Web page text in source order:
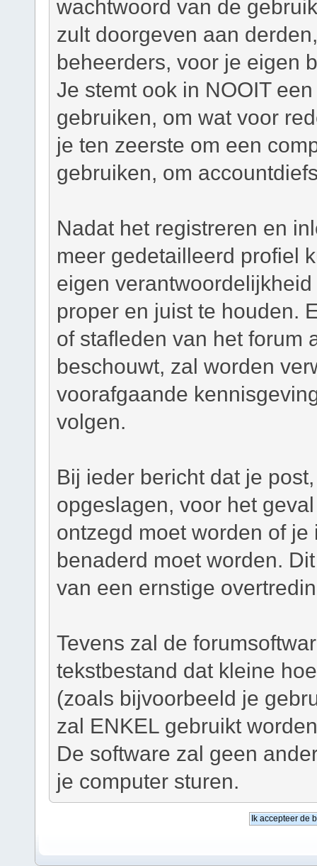
wachtwoord van de
zult doorgeven aan
beheerders, voor je eigen
Je stemt ook in NOOIT
gebruiken, om wat voor
je ten zeerste om een
gebruiken, om
Nadat het registreren en
meer gedetailleerd profiel
eigen
proper en juist te houden.
of stafleden van het forum
beschouwt, zal worden
voorafgaande
volgen.
Bij ieder bericht dat je
opgeslagen, voor het
ontzegd moet worden of
benaderd moet worden.
van een ernstige
Tevens zal de
tekstbestand dat kleine
(zoals bijvoorbeeld je
zal ENKEL gebruikt
De software zal geen
je computer sturen.